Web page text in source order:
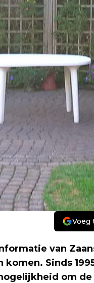
Voeg
van
Sinds
om